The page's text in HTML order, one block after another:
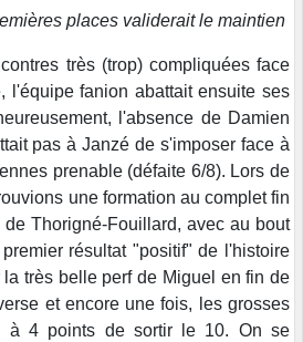
places validerait le maintien
très (trop) compliquées face
l'équipe fanion abattait ensuite ses
l'absence de Damien
pas à Janzé de s'imposer face à
prenable (défaite 6/8). Lors de
une formation au complet fin
Thorigné-Fouillard, avec au bout
résultat "positif" de l'histoire
très belle perf de Miguel en fin de
et encore une fois, les grosses
à 4 points de sortir le 10. On se